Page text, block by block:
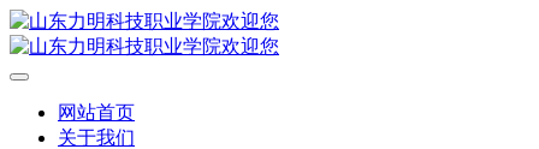
网站首页
关于我们